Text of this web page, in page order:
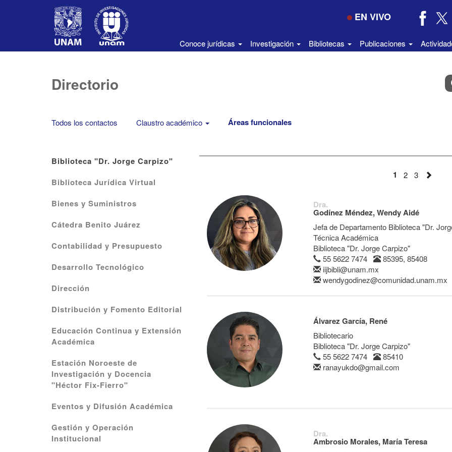
EN VIVO
Conoce jurídicas Investigación Bibliotecas Publicaciones
Directorio
Todos los contactos Claustro académico Áreas funcionales
Biblioteca "Dr. Jorge Carpizo"
Biblioteca Jurídica Virtual
Bienes y Suministros
Cátedra Benito Juárez
Contabilidad y Presupuesto
Desarrollo Tecnológico
Dirección
Distribución y Fomento Editorial
Educación Continua y Extensión
Académica
Estación Noroeste de
Investigación y Docencia
"Héctor Fix-Fierro"
Eventos y Difusión Académica
Gestión y Operación
Institucional
1 2 3
Dra.
Godínez Méndez, Wendy Aidé
Jefa de Departamento Biblioteca "Dr.
Técnica Académica
Biblioteca "Dr. Jorge Carpizo"
55 5622 7474
85395, 85408
iijbibli@unam.mx
wendygodinez@comunidad.unam.mx
Álvarez García, René
Bibliotecario
Biblioteca "Dr. Jorge Carpizo"
55 5622 7474
85410
ranayukdo@gmail.com
Dra.
Ambrosio Morales, María Teresa